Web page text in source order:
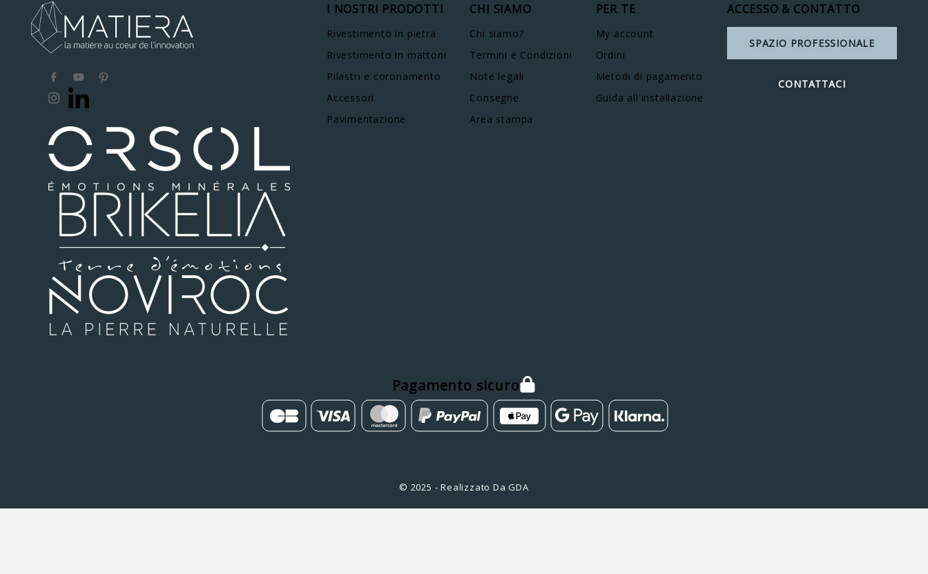
I NOSTRI PRODOTTI
Rivestimento in pietra
Rivestimento in mattoni
Pilastri e coronamento
Accessori
Pavimentazione
CHI SIAMO
Chi siamo?
Termini e Condizioni
Note legali
Consegne
Area stampa
PER TE
My account
Ordini
Metodi di pagamento
Guida all'installazione
ACCESSO & CONTATTO
SPAZIO PROFESSIONALE
CONTATTACI
Pagamento sicuro
© 2025 - Realizzato Da GDA